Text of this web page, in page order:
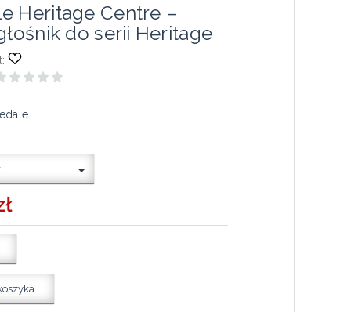
Heritage Centre –
do serii Heritage